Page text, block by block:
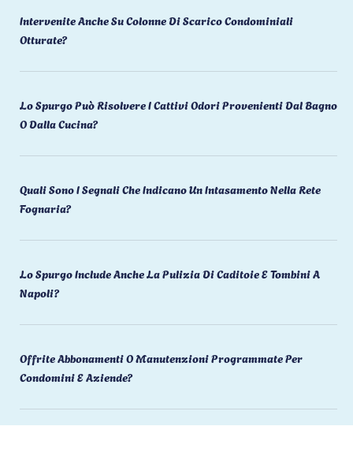
Intervenite Anche Su Colonne Di Scarico Condominiali
Otturate?
Lo Spurgo Può Risolvere I Cattivi Odori Provenienti Dal Bagno
O Dalla Cucina?
Quali Sono I Segnali Che Indicano Un Intasamento Nella Rete
Fognaria?
Lo Spurgo Include Anche La Pulizia Di Caditoie E Tombini A
Napoli?
Offrite Abbonamenti O Manutenzioni Programmate Per
Condomini E Aziende?